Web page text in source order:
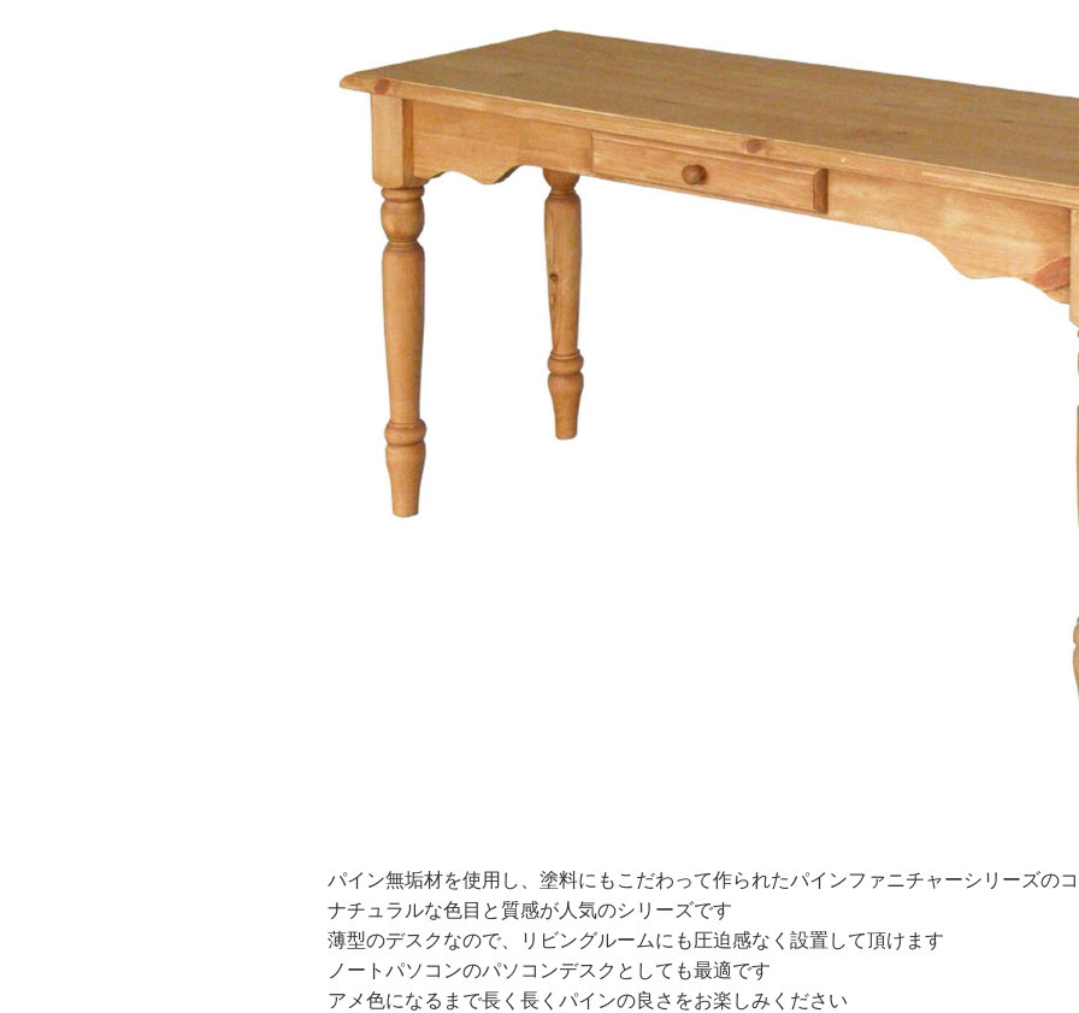
パイン無垢材を使用し、塗料にもこだわって作られたパインファニチャーシリーズの
ナチュラルな色目と質感が人気のシリーズです
薄型のデスクなので、リビングルームにも圧迫感なく設置して頂けます
ノートパソコンのパソコンデスクとしても最適です
アメ色になるまで長く長くパインの良さをお楽しみください